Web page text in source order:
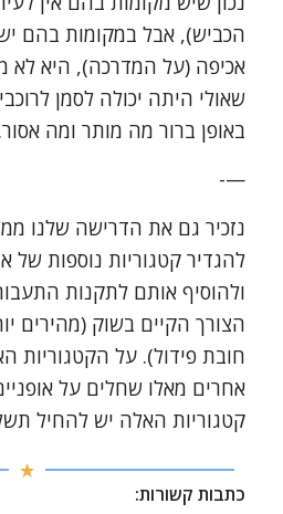
הכביש), אבל במקומות בהם
אכיפה (על המדרכה), היא לא
שאולי היתה יכולה לסמן
באופן ברור מה מותר ומה אסור.
—-
נזכיר גם את הדרישה שלנו
להגדיר קטגוריות נוספות של
ולהוסיף אותם לתקנות
הצורך הקיים בשוק (מהירים
חובת פידול). על הקטגוריות
אחרים מאלו שחלים על
קטגוריות האלה יש להחיל
כתבות קשורות: